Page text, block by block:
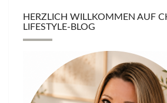
HERZLICH WILLKOMMEN AUF
LIFESTYLE-BLOG